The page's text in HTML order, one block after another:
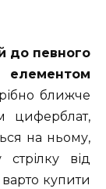
до певного
елементом
ближче
циферблат,
на ньому,
стрілку від
купити